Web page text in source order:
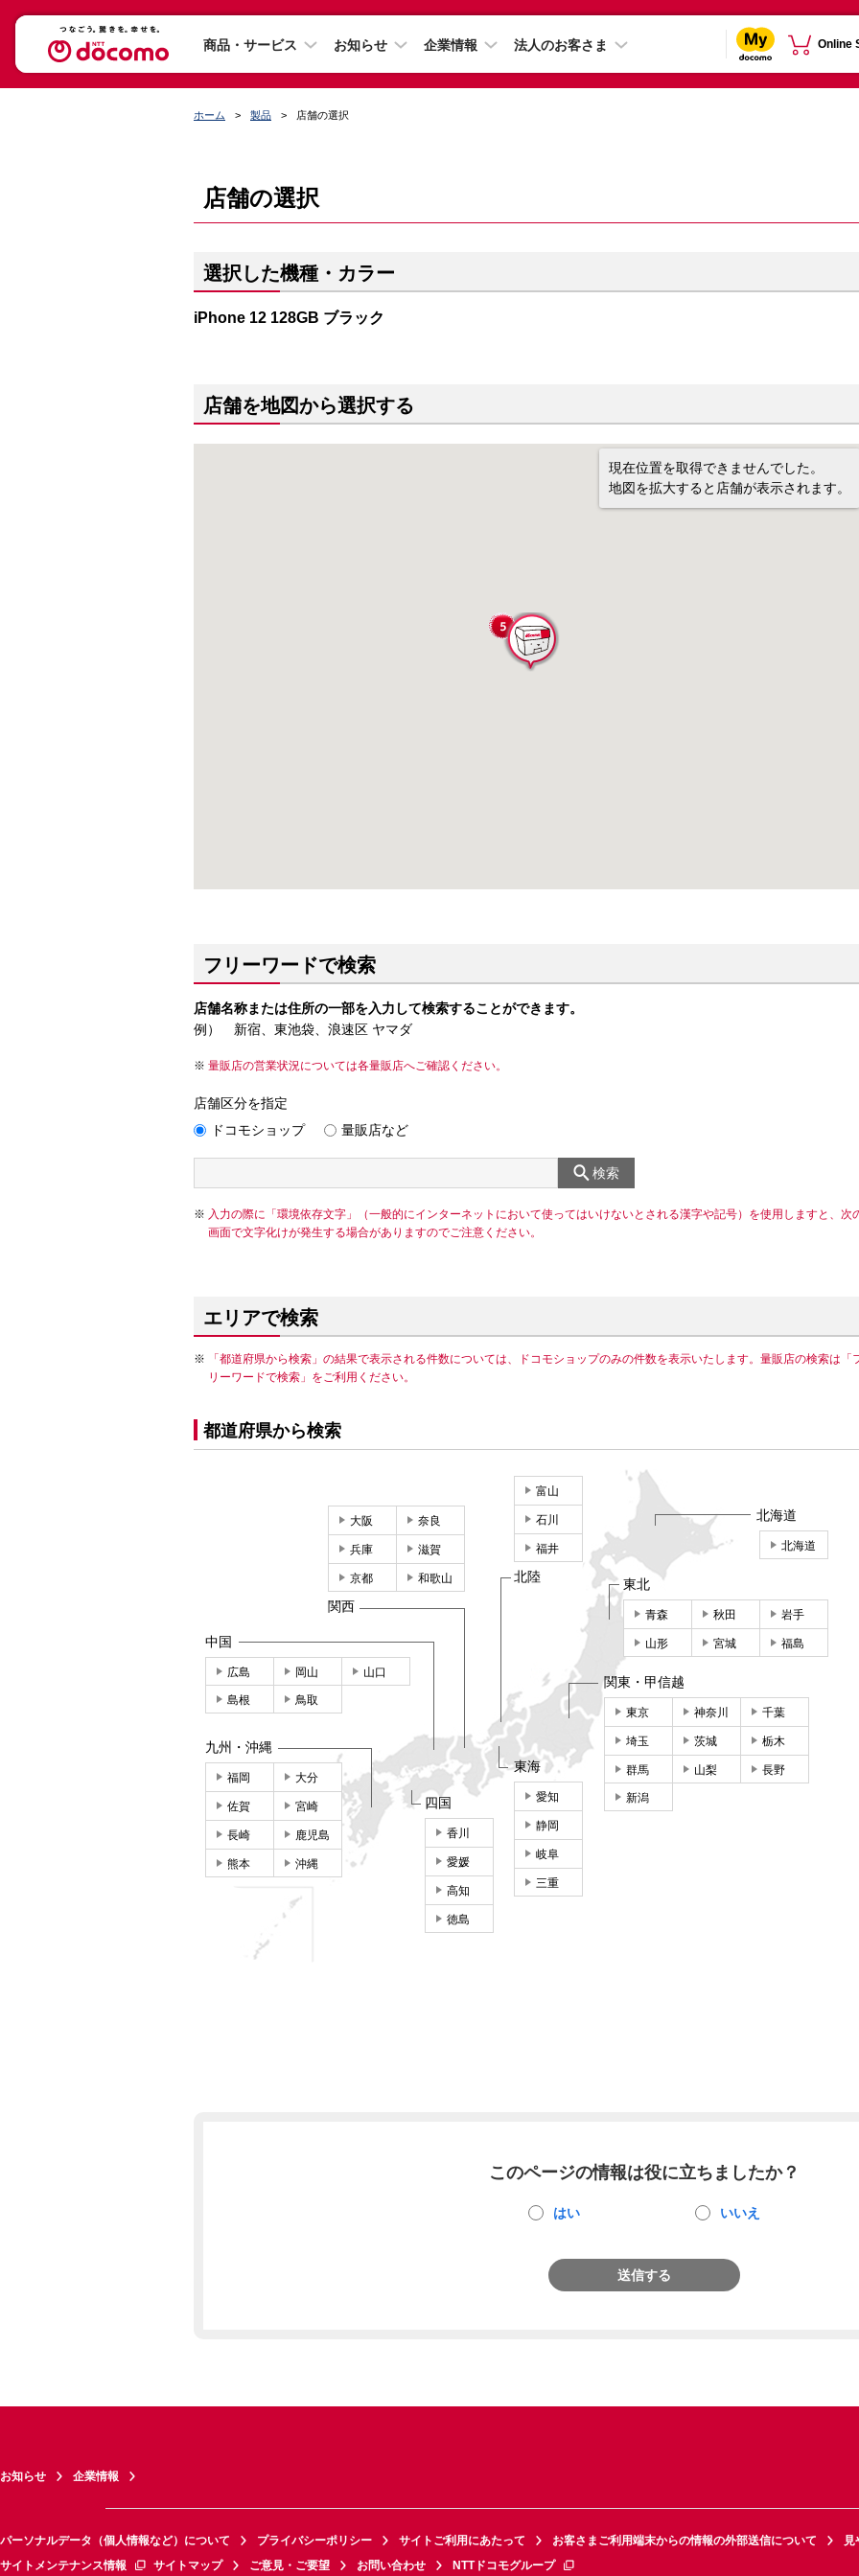
商品・サービス お知らせ 企業情報 法人のお客さま Online
ホーム 製品 店舗の選択
店舗の選択
選択した機種・カラー
iPhone 12 128GB ブラック
店舗を地図から選択する
現在位置を取得できませんでした。
地図を拡大すると店舗が表示されます。
フリーワードで検索
店舗名称または住所の一部を入力して検索することができます。
例） 新宿、東池袋、浪速区 ヤマダ
量販店の営業状況については各量販店へご確認ください。
店舗区分を指定
ドコモショップ
量販店など
検索
入力の際に「環境依存文字」（一般的にインターネットにおいて使ってはいけないとされる漢字や記号）を使用しますと、次
画面で文字化けが発生する場合がありますのでご注意ください。
エリアで検索
「都道府県から検索」の結果で表示される件数については、ドコモショップのみの件数を表示いたします。量販店の検索は「
リーワードで検索」をご利用ください。
都道府県から検索
北海道
北海道
東北
青森 秋田 岩手
山形 宮城 福島
関東・甲信越
東京 神奈川 千葉
埼玉 茨城 栃木
群馬 山梨 長野
新潟
東海
愛知
静岡
岐阜
三重
富山
石川
福井
北陸
大阪 奈良
兵庫 滋賀
京都 和歌山
関西
中国
広島 岡山 山口
島根 鳥取
四国
香川
愛媛
高知
徳島
九州・沖縄
福岡 大分
佐賀 宮崎
長崎 鹿児島
熊本 沖縄
このページの情報は役に立ちましたか？
はい いいえ
送信する
お知らせ 企業情報
パーソナルデータ（個人情報など）について プライバシーポリシー サイトご利用にあたって お客さまご利用端末からの情報の外部送信について
見
サイトメンテナンス情報
サイトマップ ご意見・ご要望 お問い合わせ NTTドコモグループ